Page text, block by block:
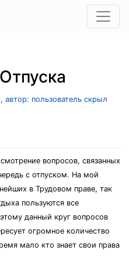
автор: пользователь скрыл
вопросов, связанных
с отпуском. На мой
в Трудовом праве, так
пользуются все
данный круг вопросов
огромное количество
мало кто знает свои права